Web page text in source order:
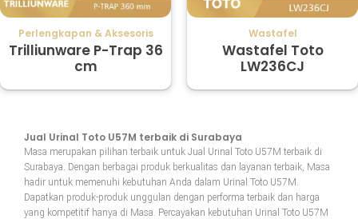
Perlengkapan & Aksesoris
Trilliunware P-Trap 36
cm
Wastafel
Wastafel Toto
LW236CJ
Jual Urinal Toto U57M terbaik di Surabaya
Masa merupakan pilihan terbaik untuk Jual Urinal Toto U57M terbaik di
Surabaya. Dengan berbagai produk berkualitas dan layanan terbaik, Masa
hadir untuk memenuhi kebutuhan Anda dalam Urinal Toto U57M.
Dapatkan produk-produk unggulan dengan performa terbaik dan harga
yang kompetitif hanya di Masa. Percayakan kebutuhan Urinal Toto U57M